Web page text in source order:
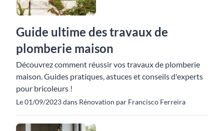
Guide ultime des travaux de
plomberie maison
Découvrez comment réussir vos travaux de plomberie
maison. Guides pratiques, astuces et conseils d'experts
pour bricoleurs !
Le 01/09/2023 dans Rénovation par Francisco Ferreira